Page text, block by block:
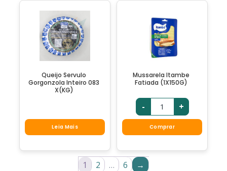
Queijo Servulo
Gorgonzola Inteiro 083
X(KG)
Leia Mais
Mussarela Itambe
Fatiada (1X150G)
- +
Comprar
1 2 … 6 →